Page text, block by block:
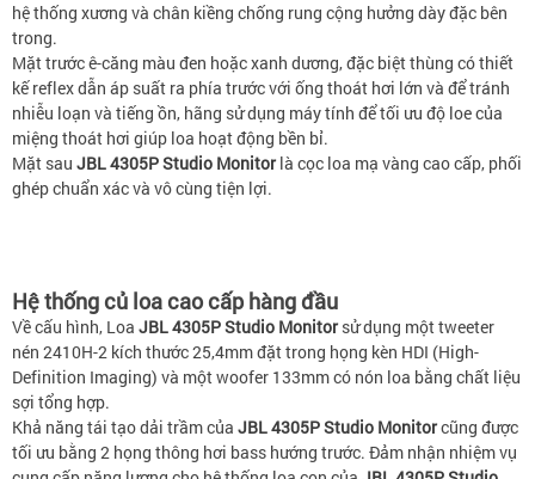
hệ thống xương và chân kiềng chống rung cộng hưởng dày đặc bên
trong.
Mặt trước ê-căng màu đen hoặc xanh dương, đặc biệt thùng có thiết
kế reflex dẫn áp suất ra phía trước với ống thoát hơi lớn và để tránh
nhiễu loạn và tiếng ồn, hãng sử dụng máy tính để tối ưu độ loe của
miệng thoát hơi giúp loa hoạt động bền bỉ.
Mặt sau JBL 4305P Studio Monitorlà cọc loa mạ vàng cao cấp, phối
ghép chuẩn xác và vô cùng tiện lợi.
Hệ thống củ loa cao cấp hàng đầu
Về cấu hình, Loa JBL 4305P Studio Monitorsử dụng một tweeter
nén 2410H-2 kích thước 25,4mm đặt trong họng kèn HDI (High-
Definition Imaging) và một woofer 133mm có nón loa bằng chất liệu
sợi tổng hợp.
Khả năng tái tạo dải trầm của JBL 4305P Studio Monitorcũng được
tối ưu bằng 2 họng thông hơi bass hướng trước. Đảm nhận nhiệm vụ